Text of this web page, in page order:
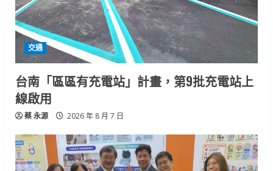
交通
台南「區區有充電站」計畫，第9批充電站上
線啟用
蔡 永源 2026 年 8 月 7 日